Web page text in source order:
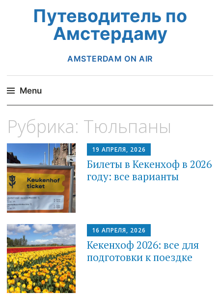
Путеводитель по
Амстердаму
AMSTERDAM ON AIR
Menu
to
content
Рубрика: Тюльпаны
19 АПРЕЛЯ, 2026
Билеты в Кекенхоф в 2026
году: все варианты
16 АПРЕЛЯ, 2026
Кекенхоф 2026: все для
подготовки к поездке